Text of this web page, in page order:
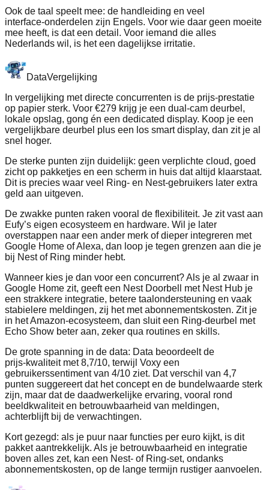
Ook de taal speelt mee: de handleiding en veel
interface‑onderdelen zijn Engels. Voor wie daar geen moeite
mee heeft, is dat een detail. Voor iemand die alles
Nederlands wil, is het een dagelijkse irritatie.
DataVergelijking
In vergelijking met directe concurrenten is de prijs‑prestatie
op papier sterk. Voor €279 krijg je een dual‑cam deurbel,
lokale opslag, gong én een dedicated display. Koop je een
vergelijkbare deurbel plus een los smart display, dan zit je al
snel hoger.
De sterke punten zijn duidelijk: geen verplichte cloud, goed
zicht op pakketjes en een scherm in huis dat altijd klaarstaat.
Dit is precies waar veel Ring‑ en Nest‑gebruikers later extra
geld aan uitgeven.
De zwakke punten raken vooral de flexibiliteit. Je zit vast aan
Eufy’s eigen ecosysteem en hardware. Wil je later
overstappen naar een ander merk of dieper integreren met
Google Home of Alexa, dan loop je tegen grenzen aan die je
bij Nest of Ring minder hebt.
Wanneer kies je dan voor een concurrent? Als je al zwaar in
Google Home zit, geeft een Nest Doorbell met Nest Hub je
een strakkere integratie, betere taalondersteuning en vaak
stabielere meldingen, zij het met abonnementskosten. Zit je
in het Amazon‑ecosysteem, dan sluit een Ring‑deurbel met
Echo Show beter aan, zeker qua routines en skills.
De grote spanning in de data: Data beoordeelt de
prijs‑kwaliteit met 8,7/10, terwijl Voxy een
gebruikerssentiment van 4/10 ziet. Dat verschil van 4,7
punten suggereert dat het concept en de bundelwaarde sterk
zijn, maar dat de daadwerkelijke ervaring, vooral rond
beeldkwaliteit en betrouwbaarheid van meldingen,
achterblijft bij de verwachtingen.
Kort gezegd: als je puur naar functies per euro kijkt, is dit
pakket aantrekkelijk. Als je betrouwbaarheid en integratie
boven alles zet, kan een Nest‑ of Ring‑set, ondanks
abonnementskosten, op de lange termijn rustiger aanvoelen.